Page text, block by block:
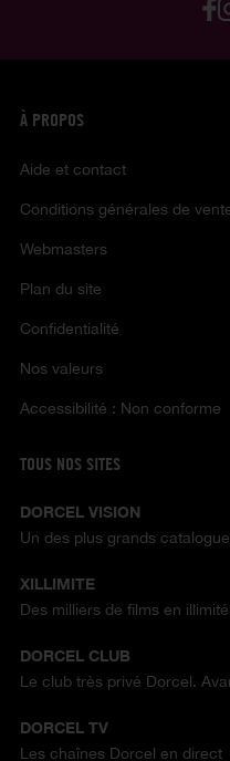
À PROPOS
Aide et contact
Conditions générales de
Webmasters
Plan du site
Confidentialité
Nos valeurs
Accessibilité : Non conforme
TOUS NOS SITES
DORCEL VISION
Un des plus grands
XILLIMITE
Des milliers de films en
DORCEL CLUB
Le club très privé Dorcel.
DORCEL TV
Les chaînes Dorcel en direct